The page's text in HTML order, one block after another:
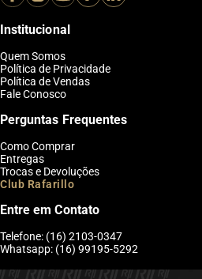
Institucional
Quem Somos
Política de Privacidade
Política de Vendas
Fale Conosco
Perguntas Frequentes
Como Comprar
Entregas
Trocas e Devoluções
Club Rafarillo
Entre em Contato
Telefone: (16) 2103-0347
Whatsapp: (16) 99195-5292